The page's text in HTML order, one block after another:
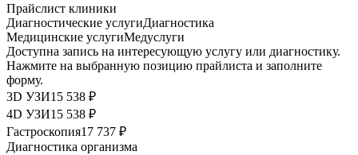
Прайслист клиники
Диагностические услугиДиагностика
Медицинские услугиМедуслуги
Доступна запись на интересующую услугу или диагностику.
Нажмите на выбранную позицию прайлиста и заполните
форму.
3D УЗИ15 538 ₽
4D УЗИ15 538 ₽
Гастроскопия17 737 ₽
Диагностика организма